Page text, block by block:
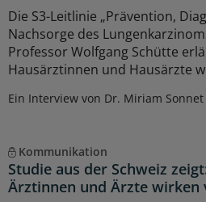
Die S3-Leitlinie „Prävention,
Nachsorge des
Professor Wolfgang Schütte
Hausärztinnen und Hausärzte
Ein Interview von Dr. Miriam Sonnet
Kommunikation
Studie aus der Schweiz
Ärztinnen und Ärzte